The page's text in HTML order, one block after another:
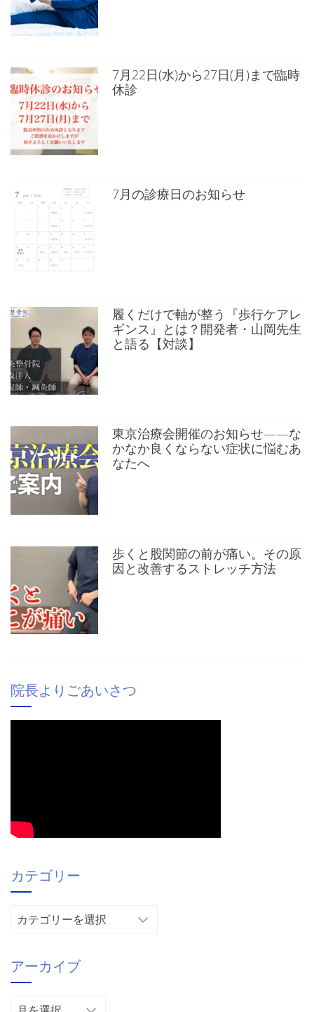
7月22日(水)から27日(月)まで臨時
休診
7月の診療日のお知らせ
履くだけで軸が整う『歩行ケアレ
ギンス』とは？開発者・山岡先生
と語る【対談】
東京治療会開催のお知らせ——な
かなか良くならない症状に悩むあ
なたへ
歩くと股関節の前が痛い。その原
因と改善するストレッチ方法
院長よりごあいさつ
カテゴリー
リ
ー
アーカイブ
ア